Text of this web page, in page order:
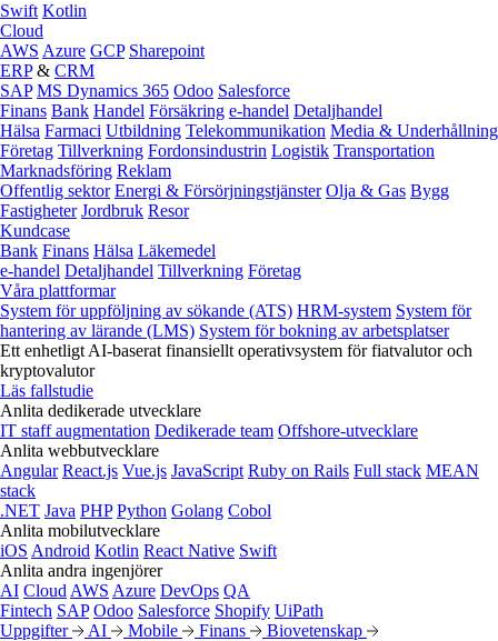
Swift Kotlin
Cloud
AWS Azure GCP Sharepoint
ERP& CRM
SAP MS Dynamics 365 Odoo Salesforce
Finans Bank Handel Försäkring e‑handel Detaljhandel
Hälsa Farmaci Utbildning Telekommunikation Media & Underhållning
Företag Tillverkning Fordonsindustrin Logistik Transportation
Marknadsföring Reklam
Offentlig sektor Energi & Försörjningstjänster Olja & Gas Bygg
Fastigheter Jordbruk Resor
Kundcase
Bank Finans Hälsa Läkemedel
e‑handel Detaljhandel Tillverkning Företag
Våra plattformar
System för uppföljning av sökande (ATS) HRM-system System för
hantering av lärande (LMS) System för bokning av arbetsplatser
Ett enhetligt AI-baserat finansiellt operativsystem för fiatvalutor och
kryptovalutor
Läs fallstudie
Anlita dedikerade utvecklare
IT staff augmentation Dedikerade team Offshore-utvecklare
Anlita webbutvecklare
Angular React.js Vue.js JavaScript Ruby on Rails Full stack MEAN
stack
.NET Java PHP Python Golang Cobol
Anlita mobilutvecklare
iOS Android Kotlin React Native Swift
Anlita andra ingenjörer
AI Cloud AWS Azure DevOps QA
Fintech SAP Odoo Salesforce Shopify UiPath
Uppgifter
AI Mobile Finans Biovetenskap